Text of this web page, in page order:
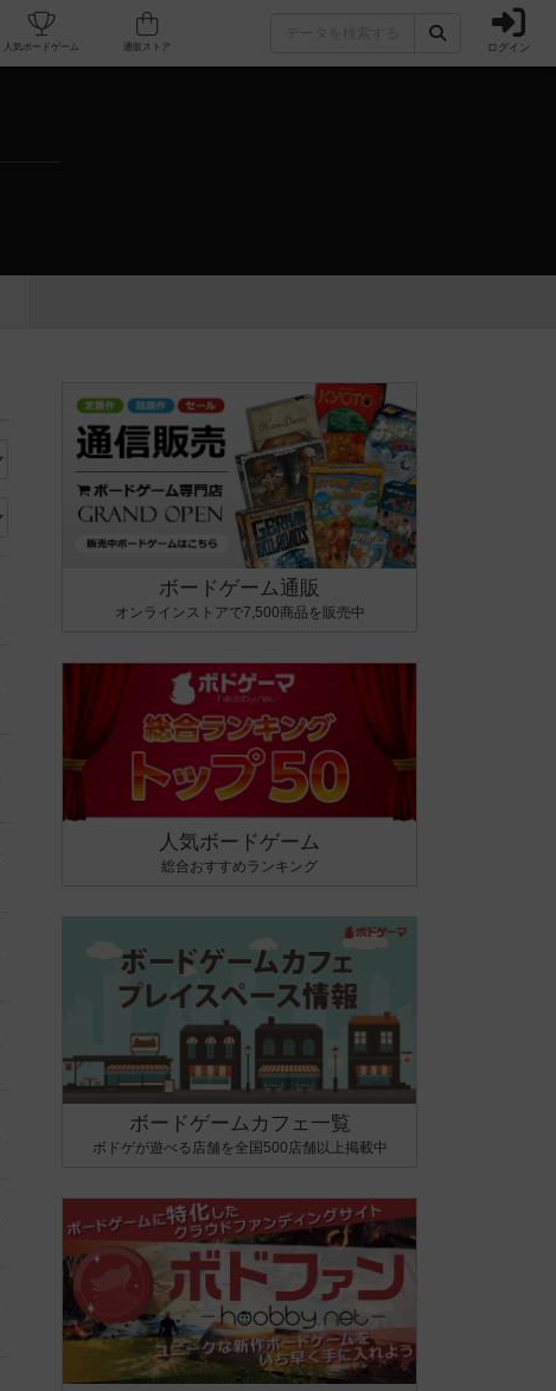
カフェ/店舗 人気ボードゲーム ログイン
ボードゲーム通販
オンラインストアで7,500商品を販売中
人気ボードゲーム
総合おすすめランキング
ボードゲームカフェ一覧
ボドゲが遊べる店舗を全国500店舗以上掲載中